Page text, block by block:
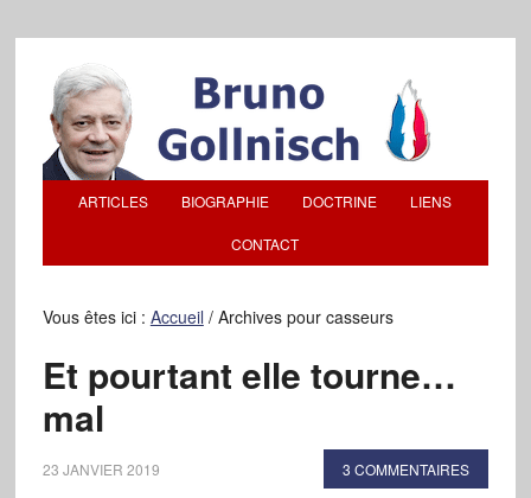
ARTICLES BIOGRAPHIE DOCTRINE LIENS
CONTACT
Vous êtes ici : Accueil /Archives pour casseurs
Et pourtant elle tourne…
mal
23 JANVIER 2019 3 COMMENTAIRES